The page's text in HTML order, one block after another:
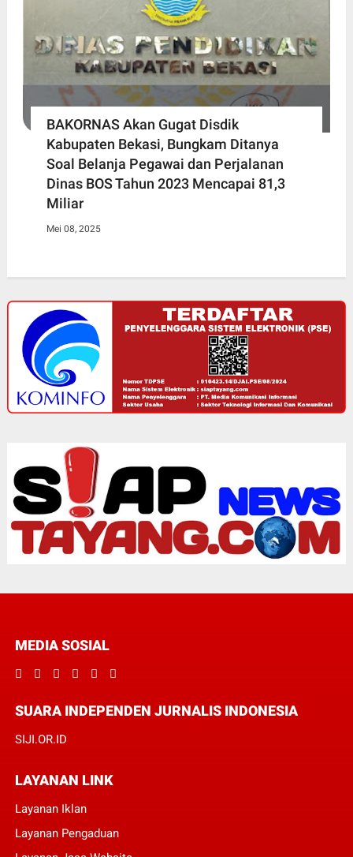
BAKORNAS Akan Gugat Disdik
Kabupaten Bekasi, Bungkam Ditanya
Soal Belanja Pegawai dan Perjalanan
Dinas BOS Tahun 2023 Mencapai 81,3
Miliar
Mei 08, 2025
MEDIA SOSIAL
SUARA INDEPENDEN JURNALIS INDONESIA
SIJI.OR.ID
LAYANAN LINK
Layanan Iklan
Layanan Pengaduan